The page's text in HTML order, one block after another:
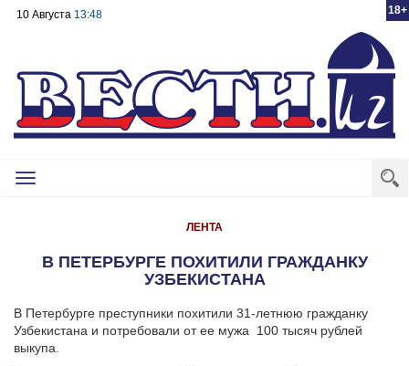
18+
10 Августа 13:48
Toggle
ЛЕНТА
В ПЕТЕРБУРГЕ ПОХИТИЛИ ГРАЖДАНКУ
УЗБЕКИСТАНА
В Петербурге преступники похитили 31-летнюю гражданку
Узбекистана и потребовали от ее мужа 100 тысяч рублей
выкупа.